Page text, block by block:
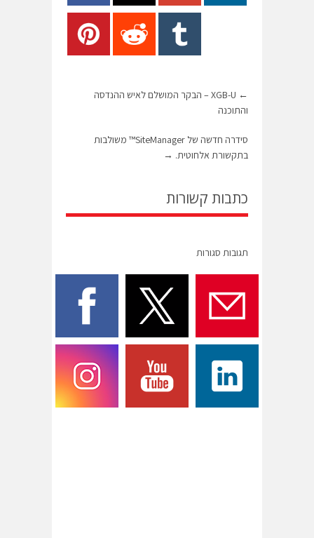
←
XGB-U – הבקר המושלם לאיש ההנדסה
והתוכנה
סידרה חדשה של SiteManager™ משולבות
בתקשורת אלחוטית. →
כתבות קשורות
תגובות סגורות